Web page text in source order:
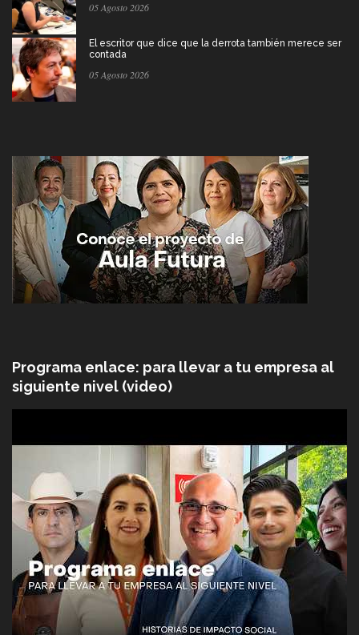
05 Agosto 2026
El escritor que dice que la derrota también merece ser
contada
05 Agosto 2026
Programa enlace: para llevar a tu empresa al
siguiente nivel (video)